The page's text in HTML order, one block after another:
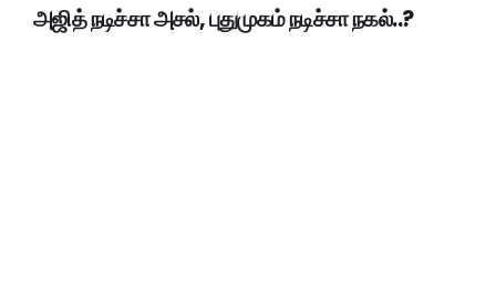
அஜித் நடிச்சா அசல், புதுமுகம் நடிச்சா நகல்..?